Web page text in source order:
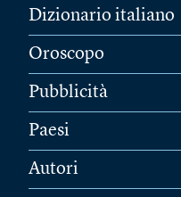
Dizionario italiano
Oroscopo
Pubblicità
Paesi
Autori